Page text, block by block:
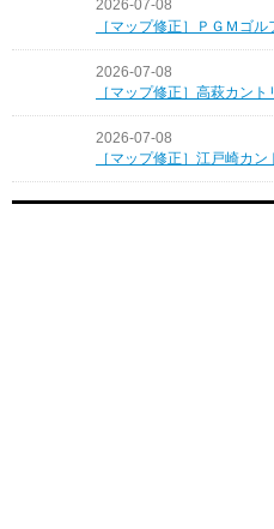
2026-07-08
［マップ修正］ＰＧＭゴ
2026-07-08
［マップ修正］高萩カント
2026-07-08
［マップ修正］江戸崎カ